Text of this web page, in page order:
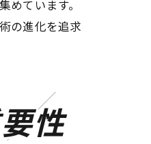
ています。
の進化を追求
性